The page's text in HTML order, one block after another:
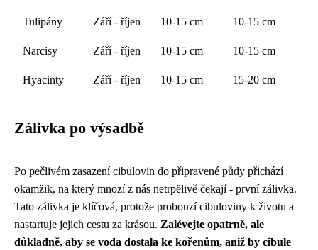
Tulipány Září - říjen 10-15 cm 10-15 cm
Narcisy Září - říjen 10-15 cm 10-15 cm
Hyacinty Září - říjen 10-15 cm 15-20 cm
Zálivka po výsadbě
Po pečlivém zasazení cibulovin do připravené půdy přichází
okamžik, na který mnozí z nás netrpělivě čekají - první zálivka.
Tato zálivka je klíčová, protože probouzí cibuloviny k životu a
nastartuje jejich cestu za krásou. Zalévejte opatrně, ale
důkladně, aby se voda dostala ke kořenům, aniž by cibule